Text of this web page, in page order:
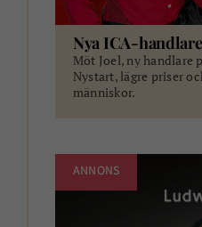
Nya ICA-
Möt Joel, ny handlare
Nystart, lägre priser
människor.
ANNONS